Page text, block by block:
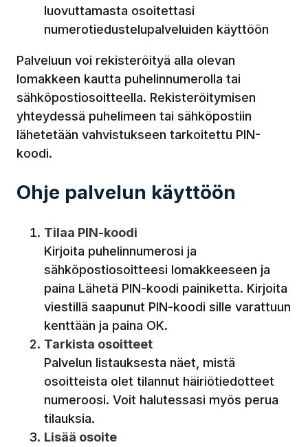
luovuttamasta osoitettasi
numerotiedustelupalveluiden käyttöön
Palveluun voi rekisteröityä alla olevan
lomakkeen kautta puhelinnumerolla tai
sähköpostiosoitteella. Rekisteröitymisen
yhteydessä puhelimeen tai sähköpostiin
lähetetään vahvistukseen tarkoitettu PIN-
koodi.
Ohje palvelun käyttöön
Tilaa PIN-koodi
Kirjoita puhelinnumerosi ja
sähköpostiosoitteesi lomakkeeseen ja
paina Lähetä PIN-koodi painiketta. Kirjoita
viestillä saapunut PIN-koodi sille varattuun
kenttään ja paina OK.
Tarkista osoitteet
Palvelun listauksesta näet, mistä
osoitteista olet tilannut häiriötiedotteet
numeroosi. Voit halutessasi myös perua
tilauksia.
Lisää osoite